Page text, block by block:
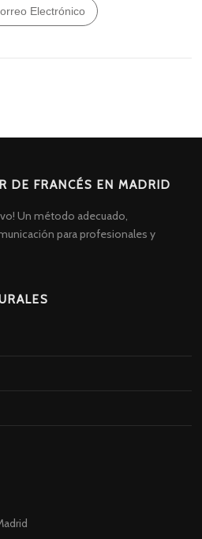
Electrónico
DE FRANCÉS EN MADRID
Un método adecuado,
para profesionales y